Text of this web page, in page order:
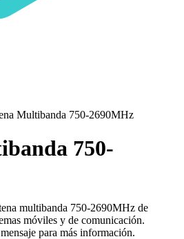
Multibanda 750-2690MHz
750-
multibanda 750-2690MHz de
móviles y de comunicación.
para más información.